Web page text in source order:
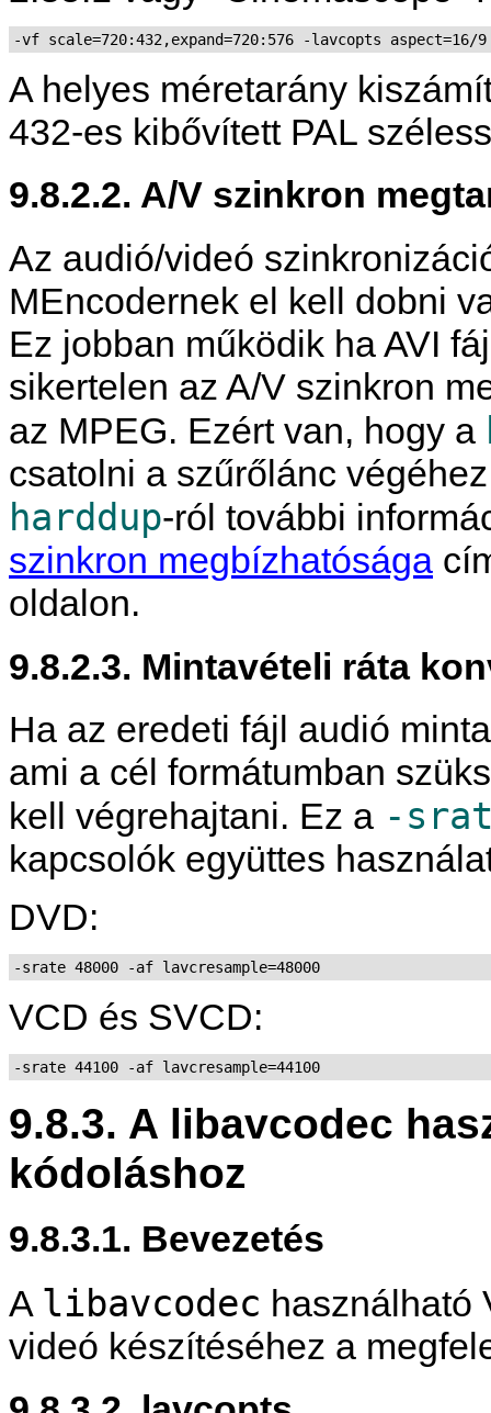
-vf scale=720:432,expand=720:576 -lavcopts aspect=16/9
A helyes méretarány
432-es kibővített PAL
9.8.2.2. A/V szinkron
Az audió/videó
MEncodernek el kell dobni
Ez jobban működik ha AVI
sikertelen az A/V szinkron
az MPEG. Ezért van, hogy a
csatolni a szűrőlánc
harddup-ról további
szinkron megbízhatósága
oldalon.
9.8.2.3. Mintavételi ráta
Ha az eredeti fájl audió
ami a cél formátumban
kell végrehajtani. Ez a -
kapcsolók együttes
DVD:
-srate 48000 -af lavcresample=48000
VCD és SVCD:
-srate 44100 -af lavcresample=44100
9.8.3. A libavcodec
kódoláshoz
9.8.3.1. Bevezetés
A libavcodec használható
videó készítéséhez a